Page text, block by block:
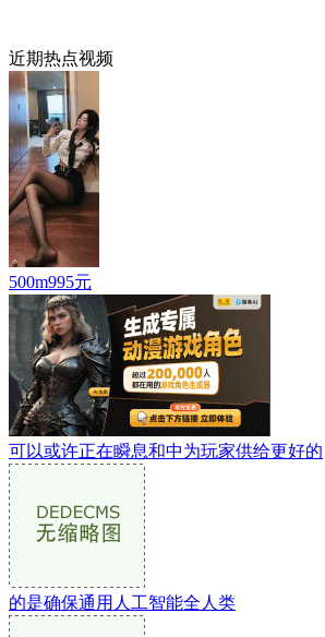
近期热点视频
500m995元
可以或许正在瞬息和中为玩家供给更好的
的是确保通用人工智能全人类